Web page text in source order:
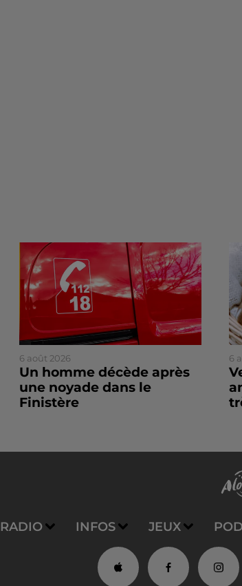
6 août 2026
Un homme décède après
une noyade dans le
Finistère
6
RADIO INFOS JEUX